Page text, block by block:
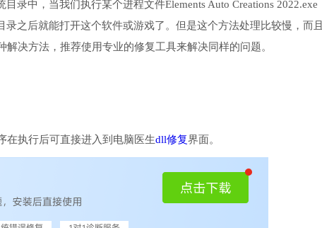
录中，当我们执行某个进程文件Elements Auto Creations 2022.exe
之后就能打开这个软件或游戏了。但是这个方法处理比较慢，而且
决方法，推荐使用专业的修复工具来解决同样的问题。
在执行后可直接进入到电脑医生dll修复界面。